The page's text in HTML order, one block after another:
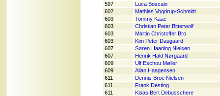
597
Luca Boscain
602
Mathias Vogdrup-Schmidt
603
Tommy Kaae
603
Christian Peter Bitterwolf
603
Martin Christoffer Bro
603
Kim Peter Daugaard
607
Søren Haaning Nielsen
607
Henrik Hald Nørgaard
609
Ulf Eschou Møller
609
Allan Haagensen
611
Dennis Broe Nielsen
611
Frank Desting
611
Klaas Bert Debusschere